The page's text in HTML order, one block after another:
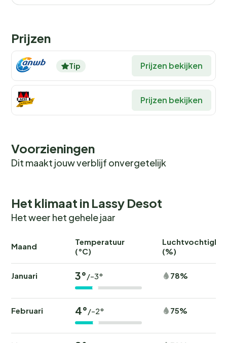
Prijzen
Tip Prijzen bekijken
Prijzen bekijken
Voorzieningen
Dit maakt jouw verblijf onvergetelijk
Het klimaat in Lassy Desot
Het weer het gehele jaar
Maand
Temperatuur
(°C)
(%)
Januari 3°/-3° 78%
Februari 4°/-2° 75%